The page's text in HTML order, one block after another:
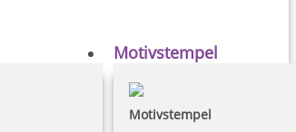
Motivstempel
Motivstempel